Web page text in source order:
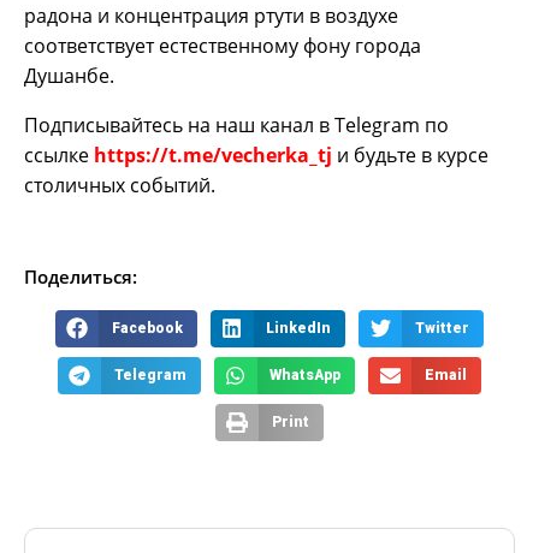
радона и концентрация ртути в воздухе
соответствует естественному фону города
Душанбе.
Подписывайтесь на наш канал в Telegram по
ссылке https://t.me/vecherka_tj и будьте в курсе
столичных событий.
Поделиться:
Facebook LinkedIn Twitter
Telegram WhatsApp Email
Print